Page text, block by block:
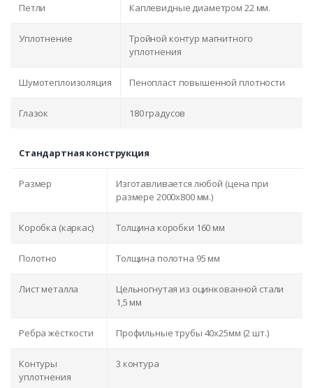
Петли Каплевидные диаметром 22 мм.
Уплотнение
Тройной контур магнитного
уплотнения
Шумотеплоизоляция Пенопласт повышенной плотности
Глазок 180 градусов
Стандартная конструкция
Размер
Изготавливается любой (цена при
размере 2000x800 мм.)
Коробка (каркас) Толщина коробки 160 мм
Полотно Толщина полотна 95 мм
Лист металла
Цельногнутая из оцинкованной стали
1,5 мм
Ребра жёсткости Профильные трубы 40х25мм (2 шт.)
Контуры
уплотнения
3 контура